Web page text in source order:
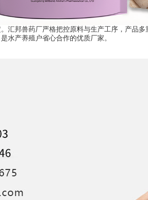
汇邦兽药厂严格把控原料与生产工序，产品
水产养殖户省心合作的优质厂家。